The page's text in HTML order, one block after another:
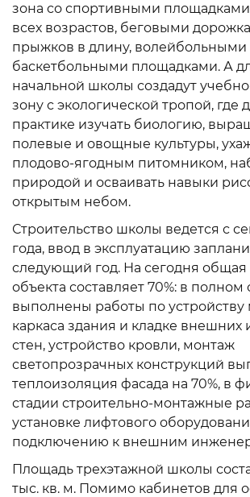
зона со спортивными площадками
всех возрастов, беговыми
прыжков в длину, волейбольными
баскетбольными площадками. А
начальной школы создадут
зону с экологической тропой, где
практике изучать биологию,
полевые и овощные культуры,
плодово-ягодным питомником,
природой и осваивать навыки
открытым небом.
Строительство школы ведется с
года, ввод в эксплуатацию
следующий год. На сегодня общая
объекта составляет 70%: в
выполнены работы по устройству
каркаса здания и кладке внешних
стен, устройство кровли, монтаж
светопрозрачных конструкций
теплоизоляция фасада на 70%, в
стадии строительно-монтажные
установке лифтового
подключению к внешним
Площадь трехэтажной школы
тыс. кв. м. Помимо кабинетов для